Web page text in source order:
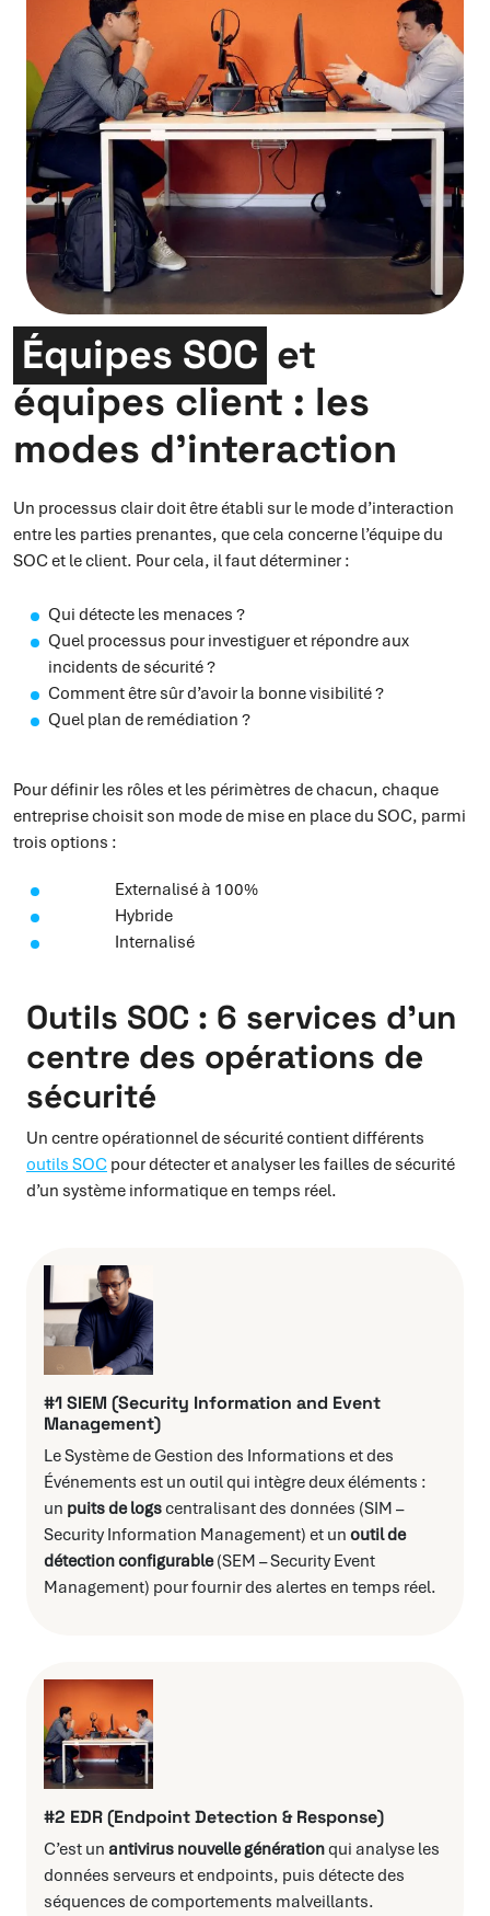
Équipes SOC et
équipes client : les
modes d’interaction
Un processus clair doit être établi sur le mode d’interaction
entre les parties prenantes, que cela concerne l’équipe du
SOC et le client. Pour cela, il faut déterminer :
Qui détecte les menaces ?
Quel processus pour investiguer et répondre aux
incidents de sécurité ?
Comment être sûr d’avoir la bonne visibilité ?
Quel plan de remédiation ?
Pour définir les rôles et les périmètres de chacun, chaque
entreprise choisit son mode de mise en place du SOC, parmi
trois options :
Externalisé à 100%
Hybride
Internalisé
Outils SOC : 6 services d’un
centre des opérations de
sécurité
Un centre opérationnel de sécurité contient différents
outils SOC pour détecter et analyser les failles de sécurité
d’un système informatique en temps réel.
#1 SIEM (Security Information and Event
Management)
Le Système de Gestion des Informations et des
Événements est un outil qui intègre deux éléments :
un puits de logscentralisant des données (SIM –
Security Information Management) et un outil de
détection configurable(SEM – Security Event
Management) pour fournir des alertes en temps réel.
#2 EDR (Endpoint Detection & Response)
C’est un antivirus nouvelle générationqui analyse les
données serveurs et endpoints, puis détecte des
séquences de comportements malveillants.